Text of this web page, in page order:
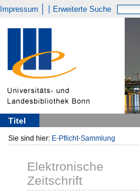
Impressum Erweiterte Suche
Titel
Sie sind hier: E-Pflicht-Sammlung
Elektronische
Zeitschrift